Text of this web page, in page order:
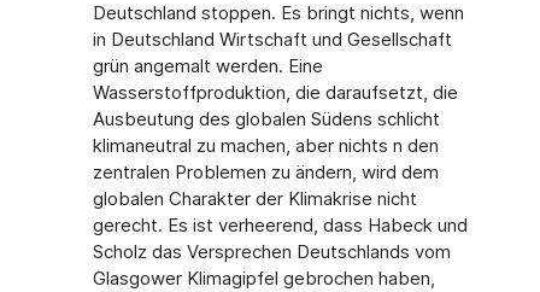
Deutschland stoppen. Es bringt nichts, wenn
in Deutschland Wirtschaft und Gesellschaft
grün angemalt werden. Eine
Wasserstoffproduktion, die daraufsetzt, die
Ausbeutung des globalen Südens schlicht
klimaneutral zu machen, aber nichts n den
zentralen Problemen zu ändern, wird dem
globalen Charakter der Klimakrise nicht
gerecht. Es ist verheerend, dass Habeck und
Scholz das Versprechen Deutschlands vom
Glasgower Klimagipfel gebrochen haben,